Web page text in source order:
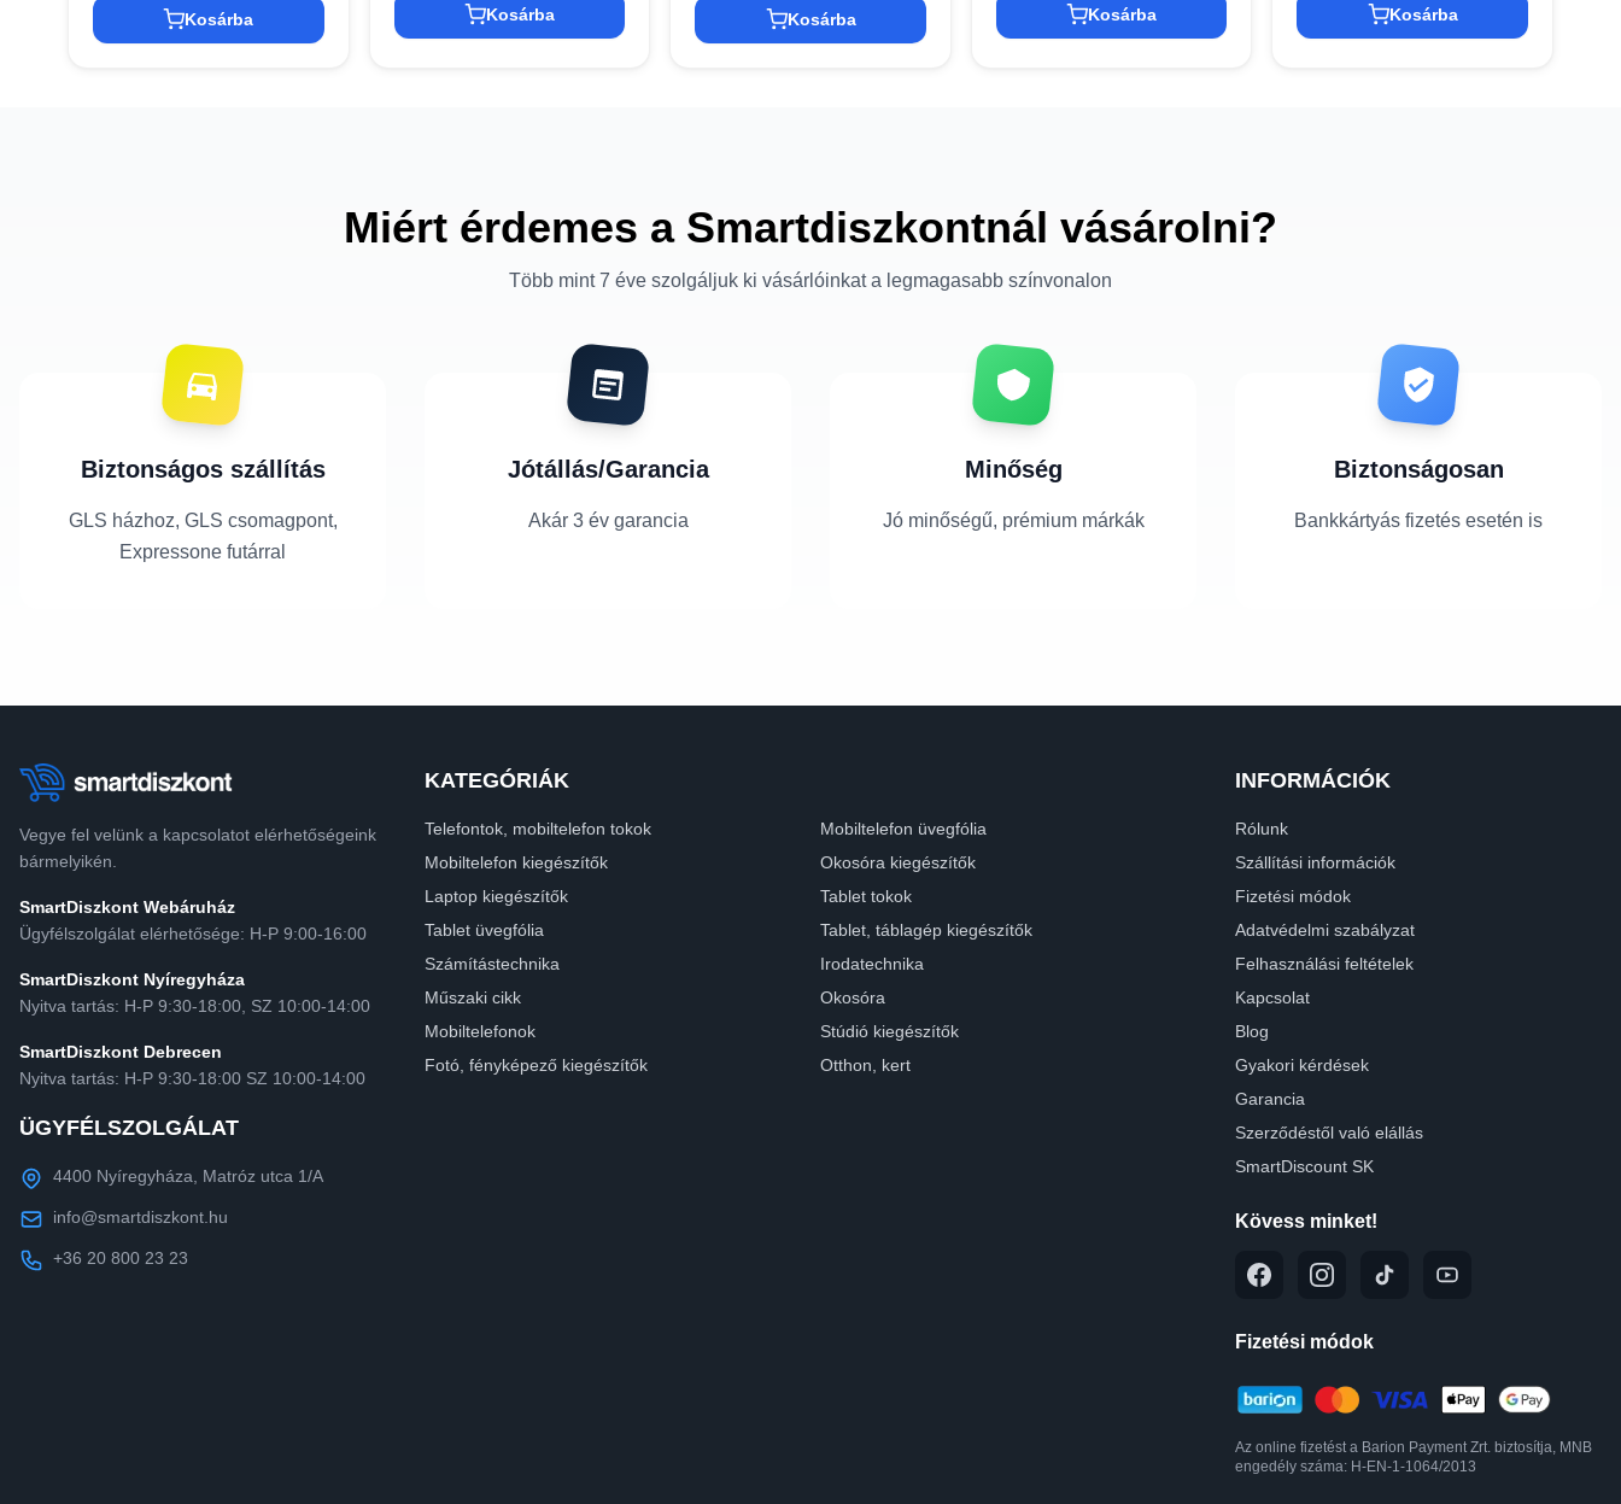
Kosárba Kosárba Kosárba Kosárba Kosárba
Miért érdemes a Smartdiszkontnál vásárolni?
Több mint 7 éve szolgáljuk ki vásárlóinkat a legmagasabb színvonalon
Biztonságos szállítás
GLS házhoz, GLS csomagpont,
Expressone futárral
Jótállás/Garancia
Akár 3 év garancia
Minőség
Jó minőségű, prémium márkák
Biztonságosan
Bankkártyás fizetés esetén is
Vegye fel velünk a kapcsolatot elérhetőségeink
bármelyikén.
SmartDiszkont Webáruház
Ügyfélszolgálat elérhetősége: H-P 9:00-16:00
SmartDiszkont Nyíregyháza
Nyitva tartás: H-P 9:30-18:00, SZ 10:00-14:00
SmartDiszkont Debrecen
Nyitva tartás: H-P 9:30-18:00 SZ 10:00-14:00
ÜGYFÉLSZOLGÁLAT
4400 Nyíregyháza, Matróz utca 1/A
info@smartdiszkont.hu
+36 20 800 23 23
KATEGÓRIÁK
Telefontok, mobiltelefon tokok
Mobiltelefon üvegfólia
Mobiltelefon kiegészítők
Okosóra kiegészítők
Laptop kiegészítők
Tablet tokok
Tablet üvegfólia
Tablet, táblagép kiegészítők
Számítástechnika
Irodatechnika
Műszaki cikk
Okosóra
Mobiltelefonok
Stúdió kiegészítők
Fotó, fényképező kiegészítők
Otthon, kert
INFORMÁCIÓK
Rólunk
Szállítási információk
Fizetési módok
Adatvédelmi szabályzat
Felhasználási feltételek
Kapcsolat
Blog
Gyakori kérdések
Garancia
Szerződéstől való elállás
SmartDiscount SK
Kövess minket!
Fizetési módok
Az online fizetést a Barion Payment Zrt. biztosítja, MNB
engedély száma: H-EN-1-1064/2013